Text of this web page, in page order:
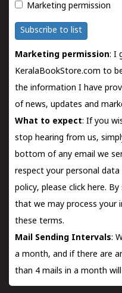
Marketing permission
Subscribe to list
Marketing permission: I
KeralaBookStore.com to
the information I have
of news, updates and
What to expect: If you
stop hearing from us,
bottom of any email we
respect your personal data
policy, please click here. By
that we may process your
these terms.
Mail Sending Intervals:
a month, and if there are
than 4 mails in a month